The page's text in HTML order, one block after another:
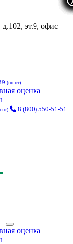
эт.9, офис
(пн-пт)
оценка
пт) 8 (800) 550-51-51
оценка